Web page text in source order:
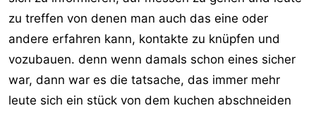
zu treffen von denen man auch das eine oder
andere erfahren kann, kontakte zu knüpfen und
vozubauen. denn wenn damals schon eines sicher
war, dann war es die tatsache, das immer mehr
leute sich ein stück von dem kuchen abschneiden